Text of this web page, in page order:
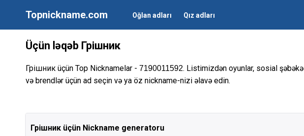
Topnickname.com Oğlan adları Qız adları
Üçün ləqəb Грішник
Грішник üçün Top Nicknamelar - 7190011592. Listimizdən oyunlar, sosial şəbəkə
və brendlər üçün ad seçin və ya öz nickname-nizi əlavə edin.
Грішник üçün Nickname generatoru